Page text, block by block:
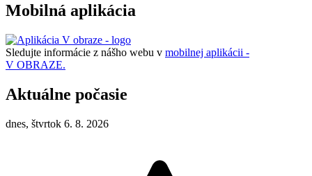
Mobilná aplikácia
Sledujte informácie z nášho webu v mobilnej aplikácii -
V OBRAZE.
Aktuálne počasie
dnes, štvrtok 6. 8. 2026